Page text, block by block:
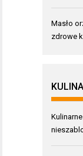
Masło
zdrowe